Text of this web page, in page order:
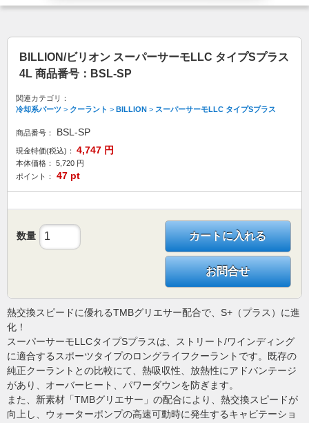
BILLION/ビリオン スーパーサーモLLC タイプSプラス
4L 商品番号：BSL-SP
関連カテゴリ：
冷却系パーツ > クーラント > BILLION > スーパーサーモLLC タイプSプラス
商品番号： BSL-SP
現金特価(税込)： 4,747 円
本体価格： 5,720 円
ポイント：
47 pt
数量 カートに入れる
お問合せ
熱交換スピードに優れるTMBグリエサー配合で、S+（プラス）に進
化！
スーパーサーモLLCタイプSプラスは、ストリート/ワインディング
に適合するスポーツタイプのロングライフクーラントです。既存の
純正クーラントとの比較にて、熱吸収性、放熱性にアドバンテージ
があり、オーバーヒート、パワーダウンを防ぎます。
また、新素材「TMBグリエサー」の配合により、熱交換スピードが
向上し、ウォーターポンプの高速可動時に発生するキャビテーショ